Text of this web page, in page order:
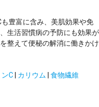
豊富に含み、美肌効果や免
生活習慣病の予防にも効果が
整えて便秘の解消に働きかけ
C| カリウム | 食物繊維